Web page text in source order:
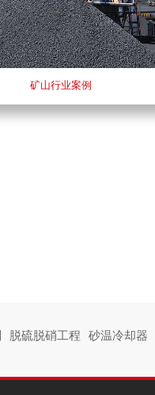
矿山行业案例
脱硫脱硝工程 砂温冷却器